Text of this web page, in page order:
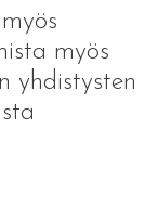
myös
yhdistysten